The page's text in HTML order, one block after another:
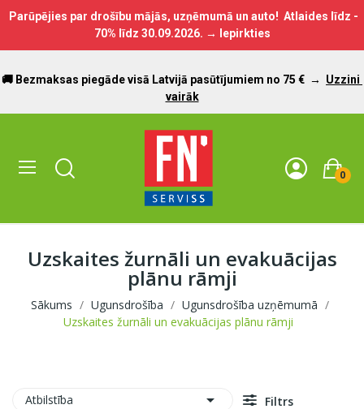
Parūpējies par drošību mājās, uzņēmumā un auto! Atlaides līdz -
70% līdz 30.09.2026. → Iepirkties
🚚 Bezmaksas piegāde visā Latvijā pasūtījumiem no 75 € → Uzzini
vairāk
0
Uzskaites žurnāli un evakuācijas
plānu rāmji
Sākums Ugunsdrošība
Ugunsdrošība uzņēmumā
Uzskaites žurnāli un evakuācijas plānu rāmji
Atbilstība  Filtrs